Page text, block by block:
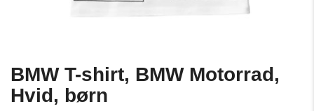
BMW T-shirt, BMW Motorrad,
Hvid, børn